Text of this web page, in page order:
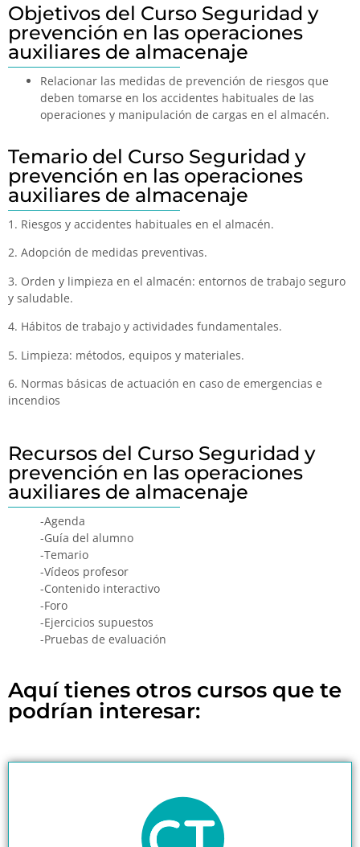
Objetivos del Curso Seguridad y
prevención en las operaciones
auxiliares de almacenaje
Relacionar las medidas de prevención de riesgos que
deben tomarse en los accidentes habituales de las
operaciones y manipulación de cargas en el almacén.
Temario del Curso Seguridad y
prevención en las operaciones
auxiliares de almacenaje
1. Riesgos y accidentes habituales en el almacén.
2. Adopción de medidas preventivas.
3. Orden y limpieza en el almacén: entornos de trabajo seguro
y saludable.
4. Hábitos de trabajo y actividades fundamentales.
5. Limpieza: métodos, equipos y materiales.
6. Normas básicas de actuación en caso de emergencias e
incendios
Recursos del Curso Seguridad y
prevención en las operaciones
auxiliares de almacenaje
-Agenda
-Guía del alumno
-Temario
-Vídeos profesor
-Contenido interactivo
-Foro
-Ejercicios supuestos
-Pruebas de evaluación
Aquí tienes otros cursos que te
podrían interesar: